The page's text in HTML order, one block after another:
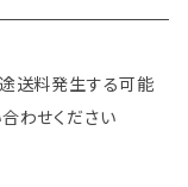
送料発生する可能
わせください